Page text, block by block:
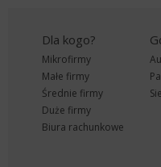
Dla kogo?
Mikrofirmy
Małe firmy
Średnie firmy
Duże firmy
Biura rachunkowe